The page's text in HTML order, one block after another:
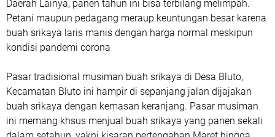
Daerah Lainya, panen tahun ini bisa terbilang melimpah.
Petani maupun pedagang meraup keuntungan besar karena
buah srikaya laris manis dengan harga normal meskipun
kondisi pandemi corona
Pasar tradisional musiman buah srikaya di Desa Bluto,
Kecamatan Bluto ini hampir di sepanjang jalan dijajakan
buah srikaya dengan kemasan keranjang. Pasar musiman
ini memang khsus menjual buah srikaya yang panen sekali